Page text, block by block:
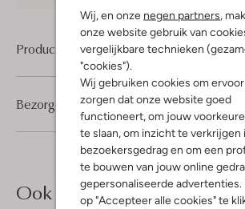
Wij, en onze negen partners,
onze website gebruik van
vergelijkbare technieken
"cookies").
Wij gebruiken cookies om
zorgen dat onze website goed
functioneert, om jouw
te slaan, om inzicht te verkrijgen
bezoekersgedrag en om een
te bouwen van jouw online
gepersonaliseerde advertenties.
op "Accepteer alle cookies" te
Product informatie
Bezorgen & retourneren
Ook iets voor jou?